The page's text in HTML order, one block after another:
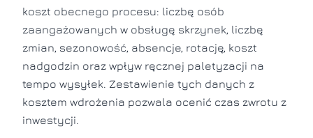
koszt obecnego procesu: liczbę osób
zaangażowanych w obsługę skrzynek, liczbę
zmian, sezonowość, absencje, rotację, koszt
nadgodzin oraz wpływ ręcznej paletyzacji na
tempo wysyłek. Zestawienie tych danych z
kosztem wdrożenia pozwala ocenić czas zwrotu z
inwestycji.